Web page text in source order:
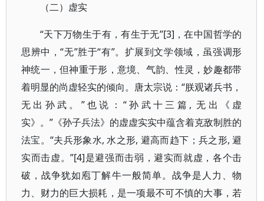
（二）虚实
“天下万物生于有，有生于无”[3]，在中国哲学的
思辨中，“无”胜于“有”。扩展到文学领域，虽强调形
神统一，但神重于形，意境、气韵、性灵，妙趣都带
着明显的尚虚轻实的倾向。唐太宗说：“朕观诸兵书，
无出孙武。”也说：“孙武十三篇, 无出《虚
实》。”《孙子兵法》的虚虚实实中蕴含着克敌制胜的
法宝。“夫兵形象水, 水之形, 避高而趋下；兵之形, 避
实而击虚。”[4]是避强而击弱，避实而就虚，各个击
破，战争犹如庖丁解牛一般简单。战争是人力、物
力、财力的巨大损耗，是一项最不可不慎的大事，若